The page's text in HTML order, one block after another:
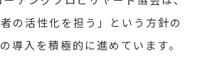
の活性化を担う」という方針の
導入を積極的に進めています。